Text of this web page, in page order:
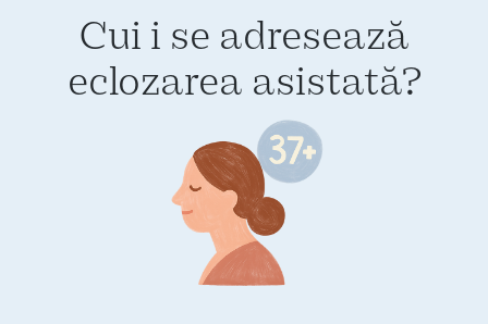
Cui i se adresează
eclozarea asistată?